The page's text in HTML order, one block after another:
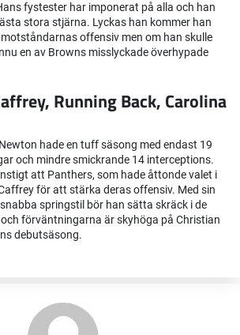
fystester har imponerat på alla och han
stora stjärna. Lyckas han kommer han
offensiv men om han skulle
en av Browns misslyckade överhypade
Running Back, Carolina
hade en tuff säsong med endast 19
och mindre smickrande 14 interceptions.
att Panthers, som hade åttonde valet i
för att stärka deras offensiv. Med sin
springstil bör han sätta skräck i de
förväntningarna är skyhöga på Christian
debutsäsong.